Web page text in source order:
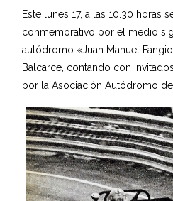
Este lunes 17, a las 10.30 horas
conmemorativo por el medio
autódromo «Juan Manuel
Balcarce, contando con
por la Asociación Autódromo